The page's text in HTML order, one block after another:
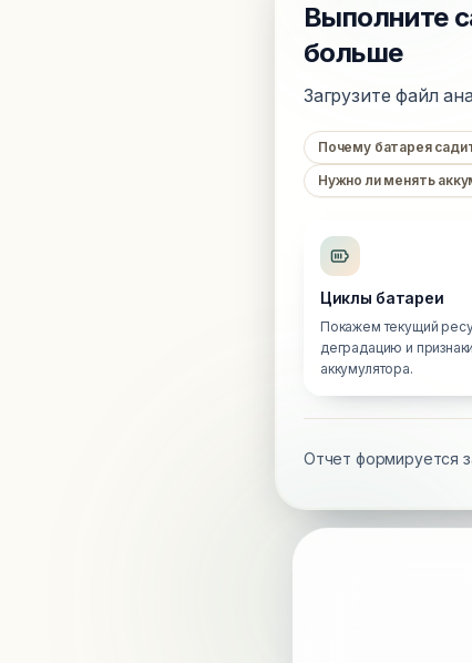
Выполните
больше
Загрузите файл
Почему батарея
Нужно ли менять
Циклы батареи
Покажем текущий
деградацию и
аккумулятора.
Отчет формируется